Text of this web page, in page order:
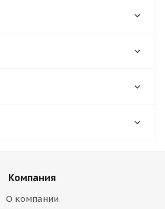
Компания
О компании